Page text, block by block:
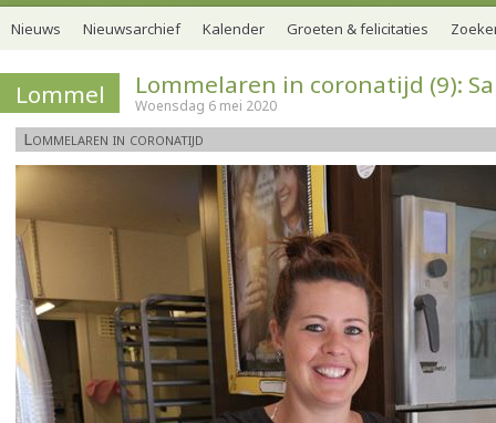
Nieuws Nieuwsarchief Kalender Groeten & felicitaties
Lommel Lommelaren in coronatijd (9):
Woensdag 6 mei 2020
Lommelaren in coronatijd